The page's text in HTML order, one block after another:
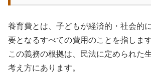
養育費とは、子どもが経済的・社会的
要となるすべての費用のことを指します
この義務の根拠は、民法に定められた
考え方にあります。